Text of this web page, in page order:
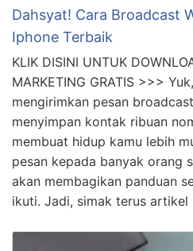
Dahsyat! Cara Broadcast
Iphone Terbaik
KLIK DISINI UNTUK
MARKETING GRATIS >>>
mengirimkan pesan
menyimpan kontak ribuan
membuat hidup kamu lebih
pesan kepada banyak orang
akan membagikan panduan
ikuti. Jadi, simak terus